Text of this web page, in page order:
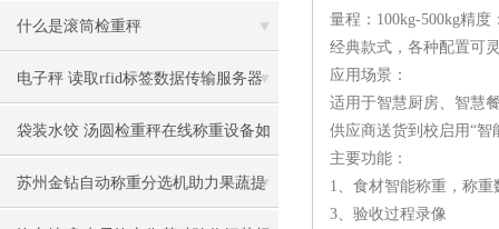
境中适用
什么是滚筒检重秤
电子秤 读取rfid标签数据传输服务器
袋装水饺 汤圆检重秤在线称重设备如
何选型
苏州金钻自动称重分选机助力果蔬提
量程：100kg-500kg精
经典款式，各种配置可
应用场景：
适用于智慧厨房、智慧
供应商送货到校启用“
主要功能：
1、食材智能称重，称
3、验收过程录像